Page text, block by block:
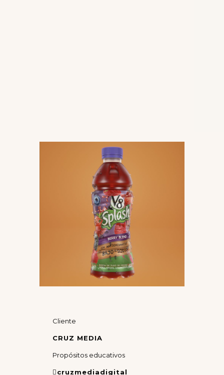
Cliente
CRUZ MEDIA
Propósitos educativos
cruzmediadigital